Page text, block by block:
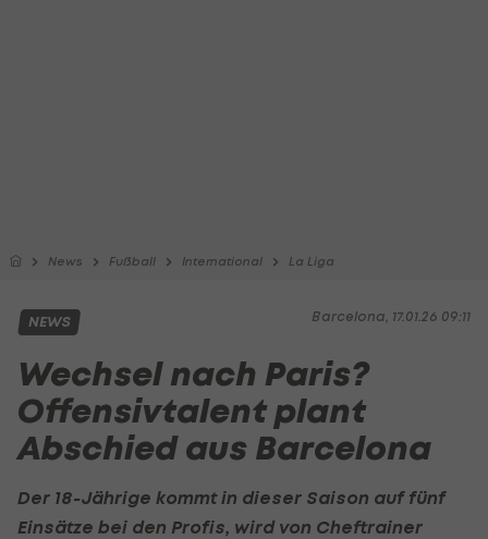
News Fußball International La Liga
Barcelona, 17.01.26 09:11
NEWS
Wechsel nach Paris?
Offensivtalent plant
Abschied aus Barcelona
Der 18-Jährige kommt in dieser Saison auf fünf
Einsätze bei den Profis, wird von Cheftrainer